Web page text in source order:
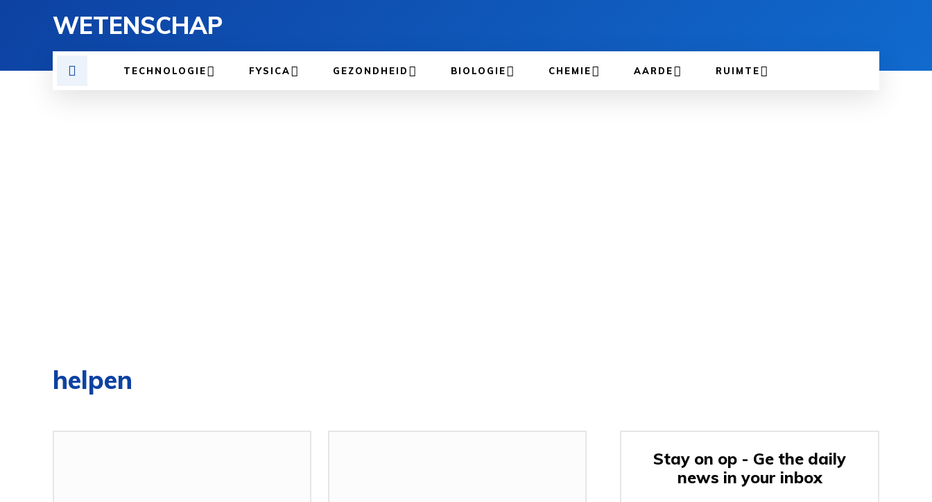
WETENSCHAP
TECHNOLOGIE FYSICA GEZONDHEID BIOLOGIE CHEMIE AARDE RUIMTE
helpen
Stay on op - Ge the daily
news in your inbox